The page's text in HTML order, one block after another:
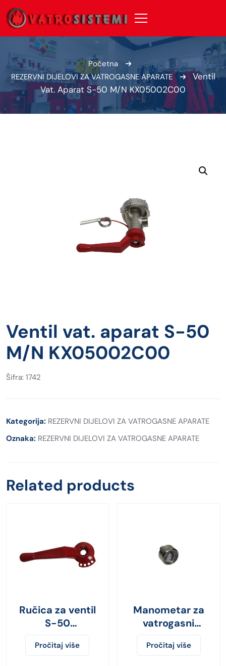
Početna
REZERVNI DIJELOVI ZA VATROGASNE APARATE
Ventil
Vat. Aparat S-50 M/N KX05002C00
Ventil vat. aparat S-50
M/N KX05002C00
Šifra: 1742
Kategorija: REZERVNI DIJELOVI ZA VATROGASNE APARATE
Oznaka: REZERVNI DIJELOVI ZA VATROGASNE APARATE
Related products
Ručica za ventil
S-50
KX0500444C
Pročitaj više
Manometar za
vatrogasni
aparat
Pročitaj više